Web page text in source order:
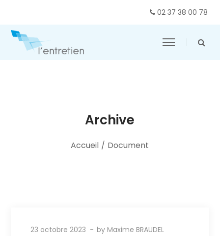
02 37 38 00 78
Archive
Accueil / Document
23 octobre 2023 byMaxime BRAUDEL